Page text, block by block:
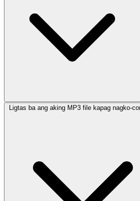
Ligtas ba ang aking MP3 file kapag nagko-